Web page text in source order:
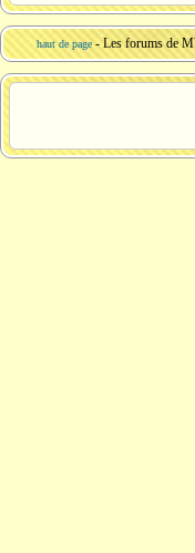
haut de page -Les forums de